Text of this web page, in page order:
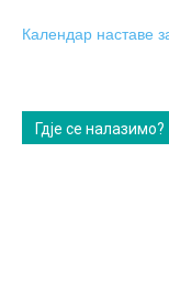
Календар наставе
Гдје се налазимо?